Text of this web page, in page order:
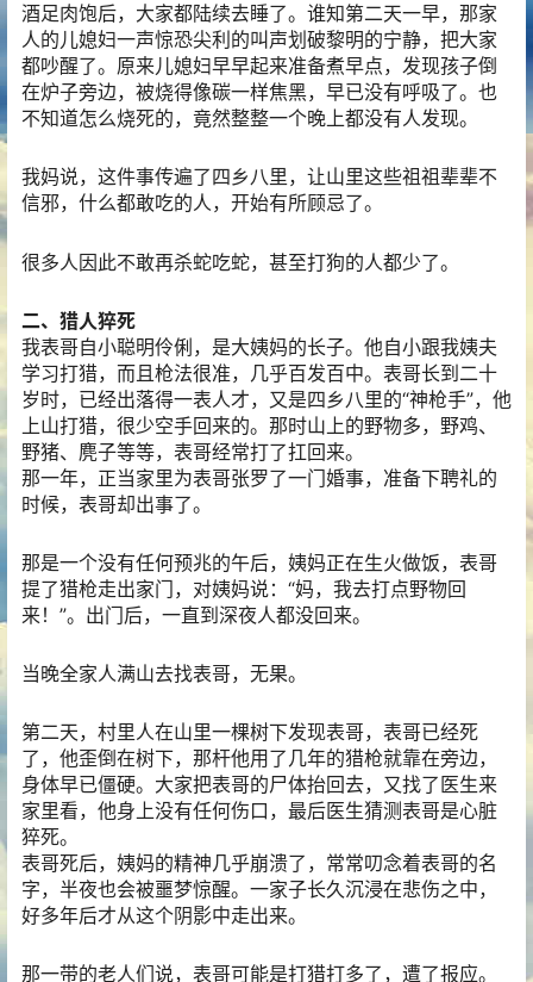
酒足肉饱后，大家都陆续去睡了。谁知第二天一早，那家
人的儿媳妇一声惊恐尖利的叫声划破黎明的宁静，把大家
都吵醒了。原来儿媳妇早早起来准备煮早点，发现孩子倒
在炉子旁边，被烧得像碳一样焦黑，早已没有呼吸了。也
不知道怎么烧死的，竟然整整一个晚上都没有人发现。
我妈说，这件事传遍了四乡八里，让山里这些祖祖辈辈不
信邪，什么都敢吃的人，开始有所顾忌了。
很多人因此不敢再杀蛇吃蛇，甚至打狗的人都少了。
二、猎人猝死
我表哥自小聪明伶俐，是大姨妈的长子。他自小跟我姨夫
学习打猎，而且枪法很准，几乎百发百中。表哥长到二十
岁时，已经出落得一表人才，又是四乡八里的“神枪手”，他
上山打猎，很少空手回来的。那时山上的野物多，野鸡、
野猪、麂子等等，表哥经常打了扛回来。
那一年，正当家里为表哥张罗了一门婚事，准备下聘礼的
时候，表哥却出事了。
那是一个没有任何预兆的午后，姨妈正在生火做饭，表哥
提了猎枪走出家门，对姨妈说：“妈，我去打点野物回
来！”。出门后，一直到深夜人都没回来。
当晚全家人满山去找表哥，无果。
第二天，村里人在山里一棵树下发现表哥，表哥已经死
了，他歪倒在树下，那杆他用了几年的猎枪就靠在旁边，
身体早已僵硬。大家把表哥的尸体抬回去，又找了医生来
家里看，他身上没有任何伤口，最后医生猜测表哥是心脏
猝死。
表哥死后，姨妈的精神几乎崩溃了，常常叨念着表哥的名
字，半夜也会被噩梦惊醒。一家子长久沉浸在悲伤之中，
好多年后才从这个阴影中走出来。
那一带的老人们说，表哥可能是打猎打多了，遭了报应。